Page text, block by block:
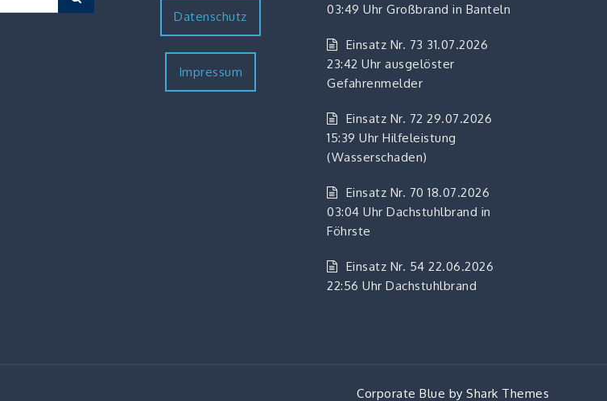
Datenschutz
Impressum
03:49 Uhr Großbrand in Banteln
Einsatz Nr. 73 31.07.2026
23:42 Uhr ausgelöster
Gefahrenmelder
Einsatz Nr. 72 29.07.2026
15:39 Uhr Hilfeleistung
(Wasserschaden)
Einsatz Nr. 70 18.07.2026
03:04 Uhr Dachstuhlbrand in
Föhrste
Einsatz Nr. 54 22.06.2026
22:56 Uhr Dachstuhlbrand
Corporate Blue by Shark Themes